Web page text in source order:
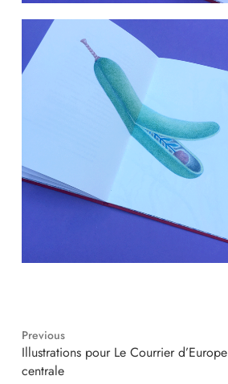
Previous
Previous
post:
Illustrations pour Le Courrier d’Europe
centrale